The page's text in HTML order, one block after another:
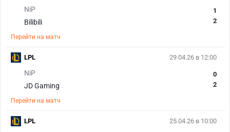
NiP
Bilibili
1
2
Перейти на матч
29.04.26 в 12:00
NiP
JD Gaming
0
2
Перейти на матч
LPL
25.04.26 в 10:00
LPL